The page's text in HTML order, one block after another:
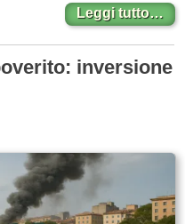
Leggi tutto…
inversione